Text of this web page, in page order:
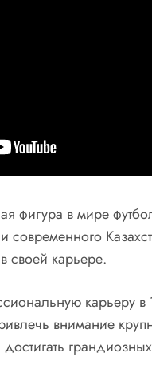
фигура в мире
современного
своей карьере.
карьеру в
внимание
грандиозных